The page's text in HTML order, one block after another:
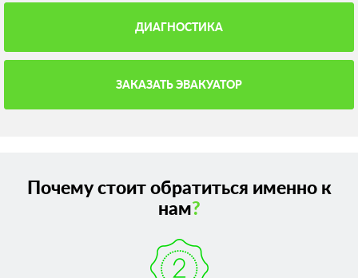
ДИАГНОСТИКА
ЗАКАЗАТЬ ЭВАКУАТОР
Почему стоит обратиться именно к
нам?